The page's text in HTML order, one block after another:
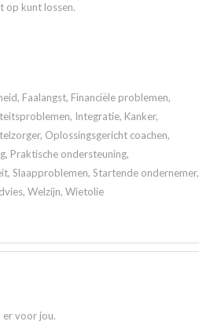
op kunt lossen.
Faalangst, Financiële problemen,
Integratie, Kanker,
Oplossingsgericht coachen,
Praktische ondersteuning,
Slaapproblemen, Startende ondernemer,
Welzijn, Wietolie
er voor jou.